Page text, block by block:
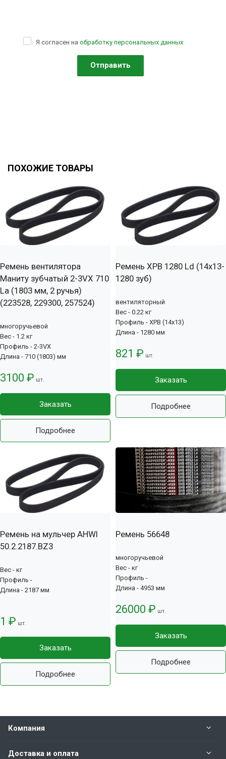
Я согласен на обработку персональных данных
ПОХОЖИЕ ТОВАРЫ
Ремень вентилятора
Маниту зубчатый 2-3VX 710
La (1803 мм, 2 ручья)
(223528, 229300, 257524)
многоручьевой
Вес - 1.2 кг
Профиль - 2-3VX
Длина - 710 (1803) мм
3100 ₽ шт.
Заказать
Подробнее
Ремень XPB 1280 Ld (14х13-
1280 зуб)
вентиляторный
Вес - 0.22 кг
Профиль - XPB (14x13)
Длина - 1280 мм
821 ₽ шт.
Заказать
Подробнее
Ремень на мульчер AHWI
50.2.2187.BZ3
Вес - кг
Профиль -
Длина - 2187 мм
1 ₽ шт.
Заказать
Подробнее
Ремень 56648
многоручьевой
Вес - кг
Профиль -
Длина - 4953 мм
26000 ₽ шт.
Заказать
Подробнее
Компания
Доставка и оплата